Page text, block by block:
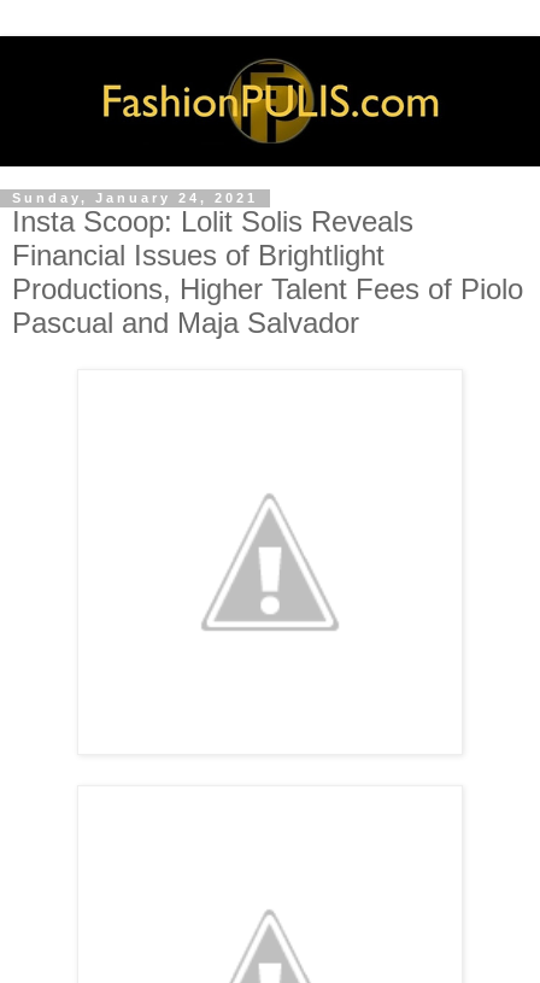
Sunday, January 24, 2021
Insta Scoop: Lolit Solis Reveals
Financial Issues of Brightlight
Productions, Higher Talent Fees of Piolo
Pascual and Maja Salvador